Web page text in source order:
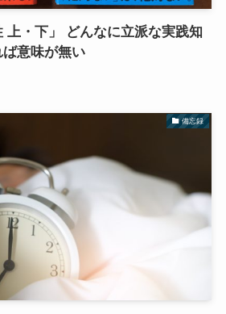
上・下」 どんなに立派な実践知
意味が無い
備忘録